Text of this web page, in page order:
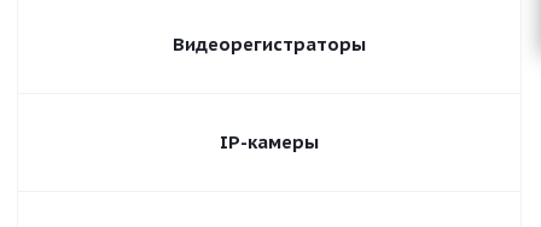
Видеорегистраторы
IP-камеры